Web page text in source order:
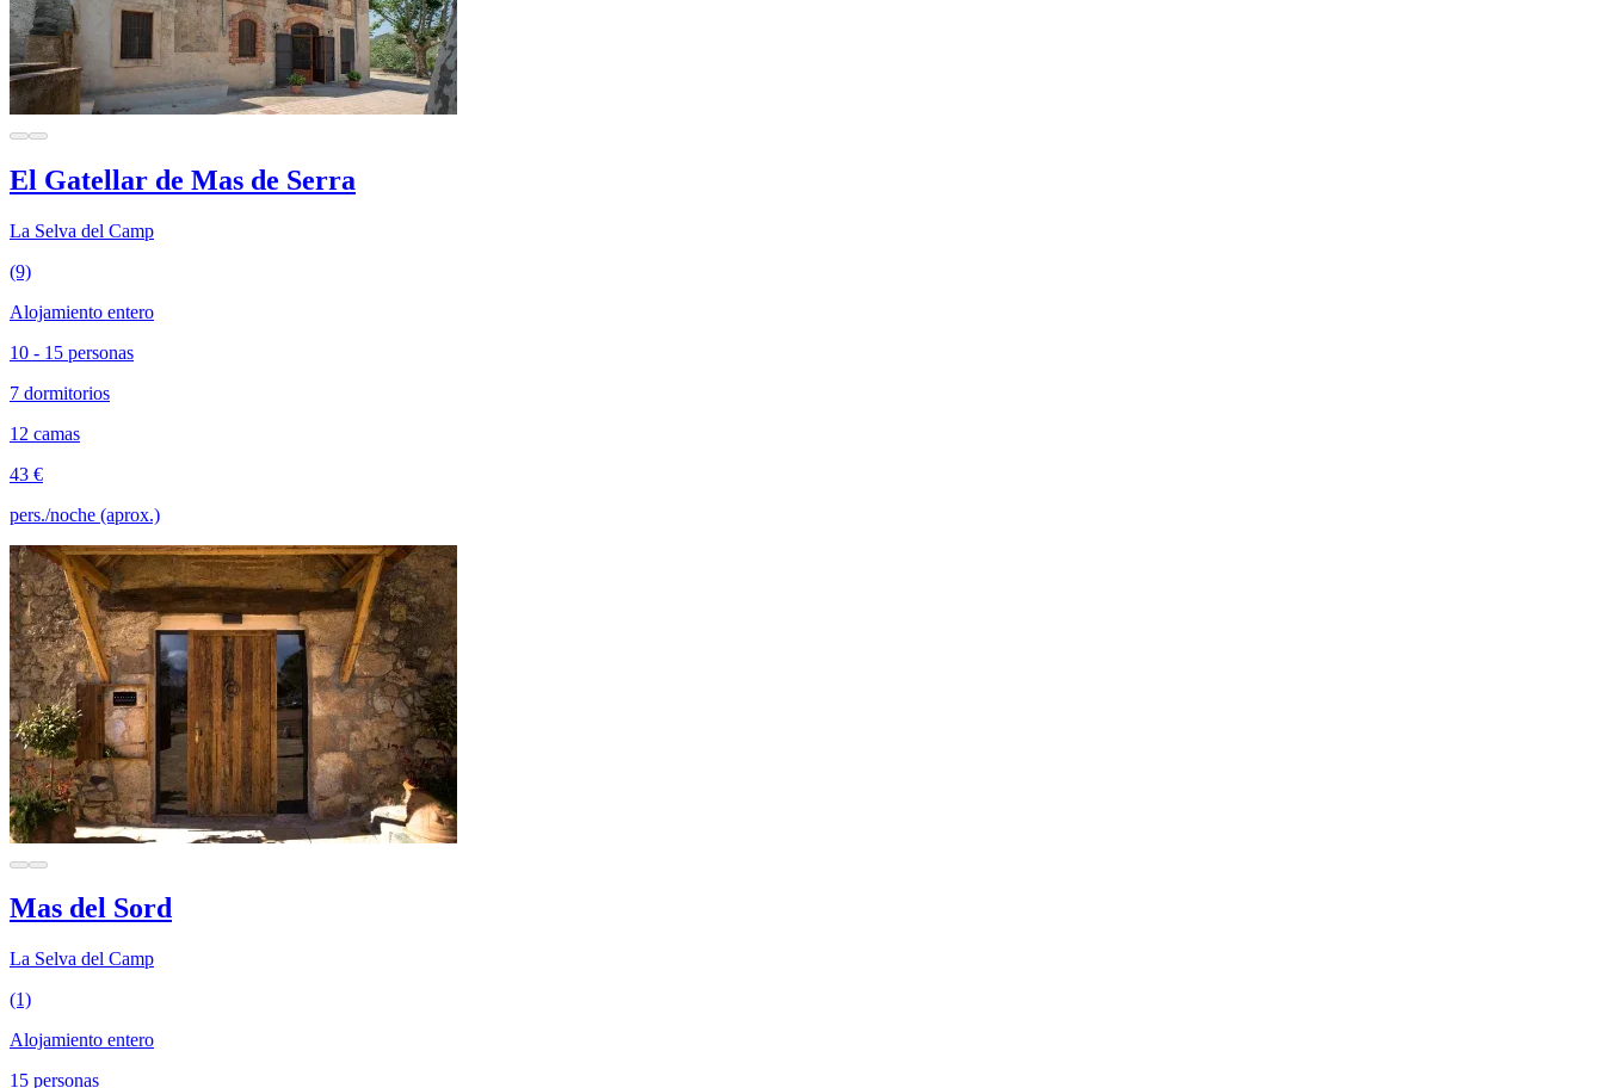
El Gatellar de Mas de Serra
La Selva del Camp
(9)
Alojamiento entero
10 - 15 personas
7 dormitorios
12 camas
43 €
pers./noche (aprox.)
Mas del Sord
La Selva del Camp
(1)
Alojamiento entero
15 personas